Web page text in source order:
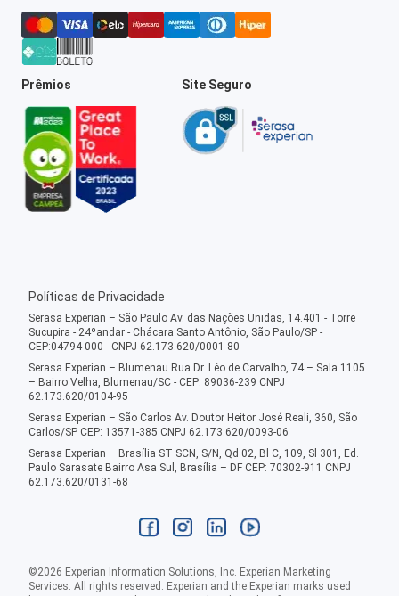
Prêmios Site Seguro
Políticas de Privacidade
Serasa Experian – São Paulo Av. das Nações Unidas, 14.401 - Torre
Sucupira - 24ºandar - Chácara Santo Antônio, São Paulo/SP -
CEP:04794-000 - CNPJ 62.173.620/0001-80
Serasa Experian – Blumenau Rua Dr. Léo de Carvalho, 74 – Sala 1105
– Bairro Velha, Blumenau/SC - CEP: 89036-239 CNPJ
62.173.620/0104-95
Serasa Experian – São Carlos Av. Doutor Heitor José Reali, 360, São
Carlos/SP CEP: 13571-385 CNPJ 62.173.620/0093-06
Serasa Experian – Brasília ST SCN, S/N, Qd 02, Bl C, 109, Sl 301, Ed.
Paulo Sarasate Bairro Asa Sul, Brasília – DF CEP: 70302-911 CNPJ
62.173.620/0131-68
©2026 Experian Information Solutions, Inc. Experian Marketing
Services. All rights reserved. Experian and the Experian marks used